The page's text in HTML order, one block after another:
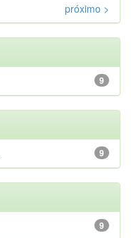
próximo >
9
9
9